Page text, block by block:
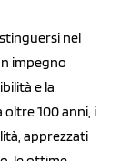
nel
impegno
e la
oltre 100 anni, i
apprezzati